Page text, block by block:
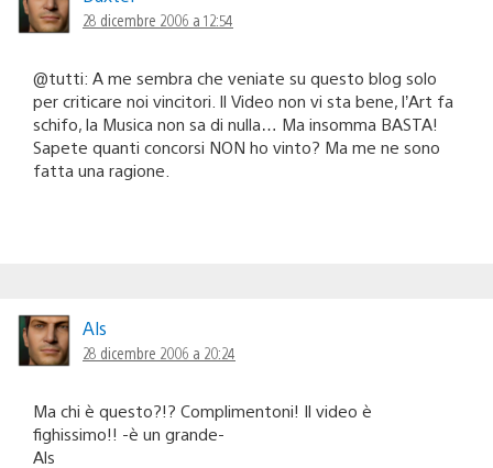
28 dicembre 2006 a 12:54
@tutti: A me sembra che veniate su questo blog solo
per criticare noi vincitori. Il Video non vi sta bene, l’Art fa
schifo, la Musica non sa di nulla… Ma insomma BASTA!
Sapete quanti concorsi NON ho vinto? Ma me ne sono
fatta una ragione.
Als
28 dicembre 2006 a 20:24
Ma chi è questo?!? Complimentoni! Il video è
fighissimo!! -è un grande-
Als